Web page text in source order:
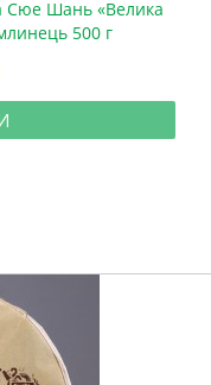
Сюе Шань «Велика
500 г